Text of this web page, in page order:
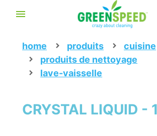
home produits
cuisine
produits de nettoyage
lave-vaisselle
CRYSTAL LIQUID -